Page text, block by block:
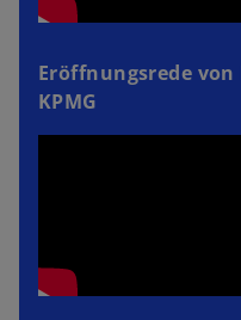
Eröffnungsrede von
KPMG